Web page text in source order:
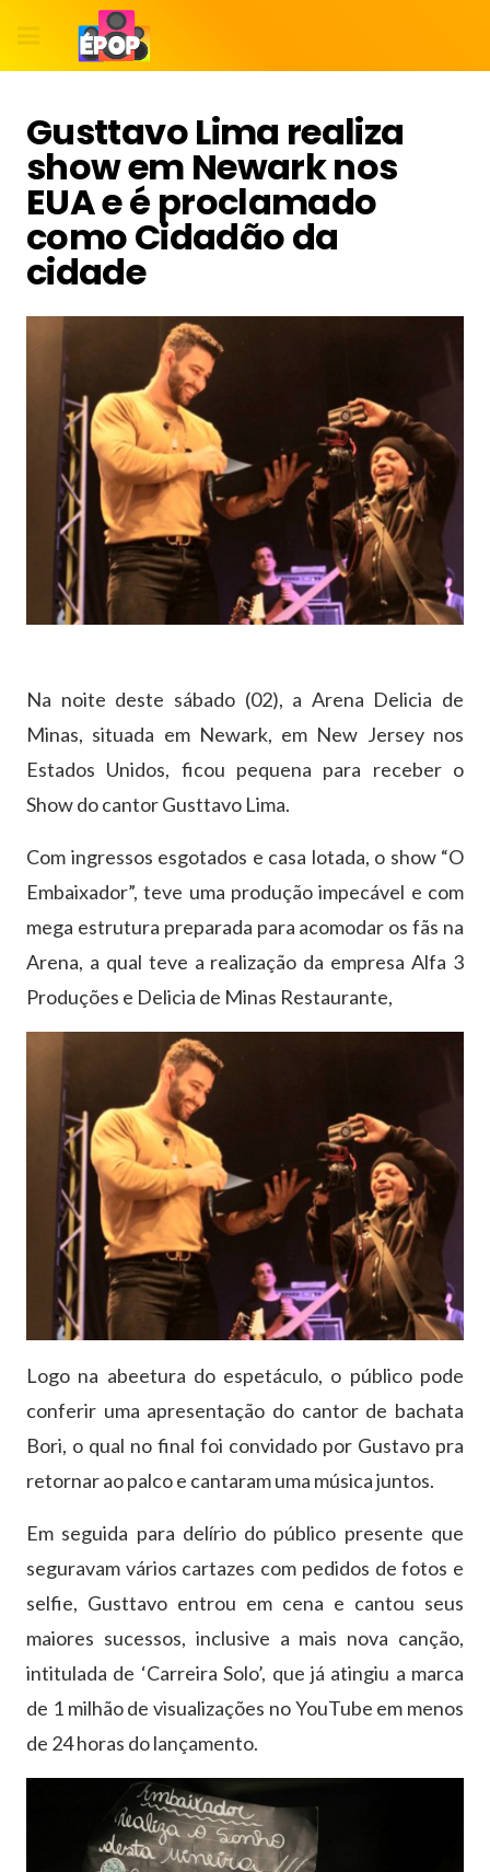
Gusttavo Lima realiza
show em Newark nos
EUA e é proclamado
como Cidadão da
cidade
Na noite deste sábado (02), a Arena Delicia de
Minas, situada em Newark, em New Jersey nos
Estados Unidos, ficou pequena para receber o
Show do cantor Gusttavo Lima.
Com ingressos esgotados e casa lotada, o show “O
Embaixador”, teve uma produção impecável e com
mega estrutura preparada para acomodar os fãs na
Arena, a qual teve a realização da empresa Alfa 3
Produções e Delicia de Minas Restaurante,
Logo na abeetura do espetáculo, o público pode
conferir uma apresentação do cantor de bachata
Bori, o qual no final foi convidado por Gustavo pra
retornar ao palco e cantaram uma música juntos.
Em seguida para delírio do público presente que
seguravam vários cartazes com pedidos de fotos e
selfie, Gusttavo entrou em cena e cantou seus
maiores sucessos, inclusive a mais nova canção,
intitulada de ‘Carreira Solo’, que já atingiu a marca
de 1 milhão de visualizações no YouTube em menos
de 24 horas do lançamento.